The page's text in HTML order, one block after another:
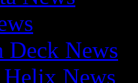
Deck News
News